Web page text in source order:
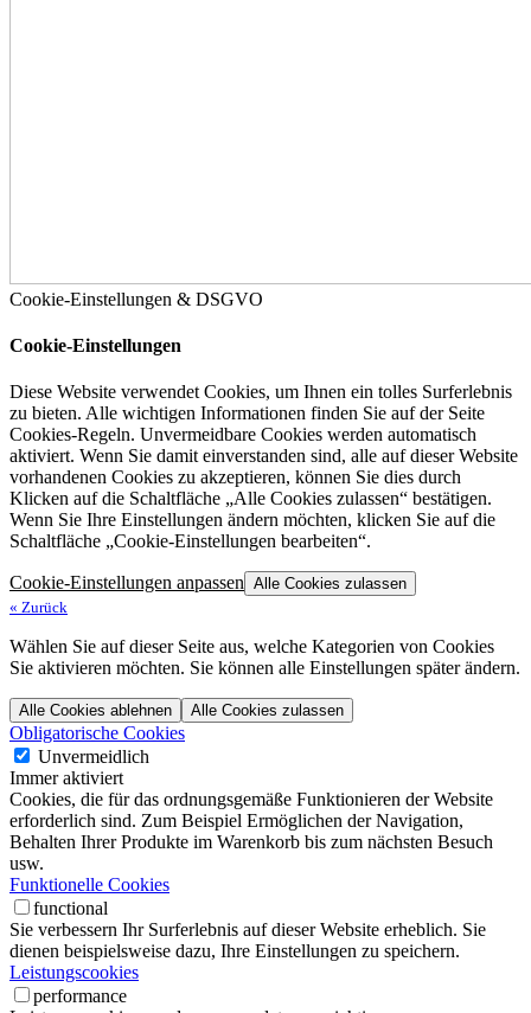
Cookie-Einstellungen & DSGVO
Cookie-Einstellungen
Diese Website verwendet Cookies, um Ihnen ein tolles Surferlebnis
zu bieten. Alle wichtigen Informationen finden Sie auf der Seite
Cookies-Regeln. Unvermeidbare Cookies werden automatisch
aktiviert. Wenn Sie damit einverstanden sind, alle auf dieser Website
vorhandenen Cookies zu akzeptieren, können Sie dies durch
Klicken auf die Schaltfläche „Alle Cookies zulassen“ bestätigen.
Wenn Sie Ihre Einstellungen ändern möchten, klicken Sie auf die
Schaltfläche „Cookie-Einstellungen bearbeiten“.
Cookie-Einstellungen anpassen Alle Cookies zulassen
« Zurück
Wählen Sie auf dieser Seite aus, welche Kategorien von Cookies
Sie aktivieren möchten. Sie können alle Einstellungen später ändern.
Alle Cookies ablehnen Alle Cookies zulassen
Obligatorische Cookies
Unvermeidlich
Immer aktiviert
Cookies, die für das ordnungsgemäße Funktionieren der Website
erforderlich sind. Zum Beispiel Ermöglichen der Navigation,
Behalten Ihrer Produkte im Warenkorb bis zum nächsten Besuch
usw.
Funktionelle Cookies
functional
Sie verbessern Ihr Surferlebnis auf dieser Website erheblich. Sie
dienen beispielsweise dazu, Ihre Einstellungen zu speichern.
Leistungscookies
performance